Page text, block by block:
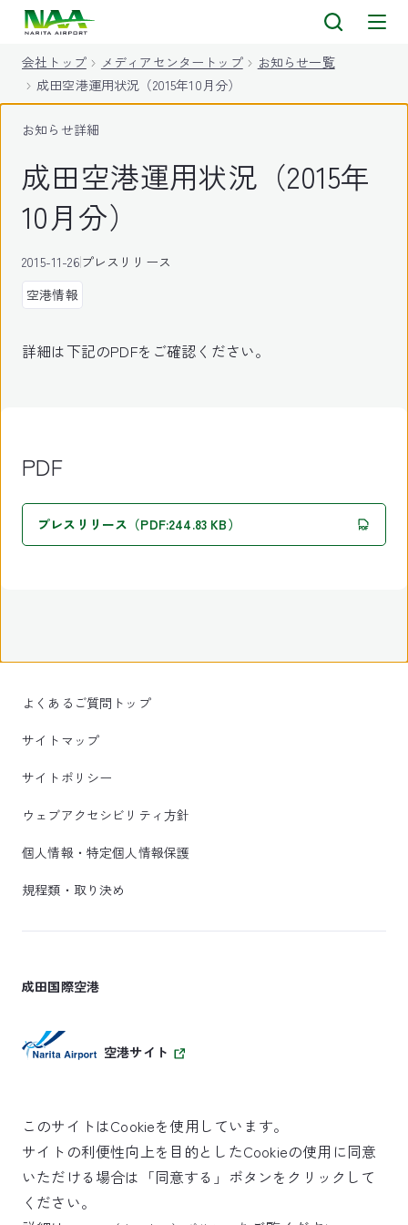
会社トップ メディアセンタートップ
お知らせ一覧
成田空港運用状況（2015年10月分）
お知らせ詳細
成田空港運用状況（2015年
10月分）
2015-11-26プレスリリース
空港情報
詳細は下記のPDFをご確認ください。
PDF
プレスリリース（PDF:244.83 KB）
よくあるご質問トップ
サイトマップ
サイトポリシー
ウェブアクセシビリティ方針
個人情報・特定個人情報保護
規程類・取り決め
成田国際空港
空港サイト
SKYTRAX
5スターエアポート
このサイトはCookieを使用しています。
サイトの利便性向上を目的としたCookieの使用に同意
いただける場合は「同意する」ボタンをクリックして
ください。